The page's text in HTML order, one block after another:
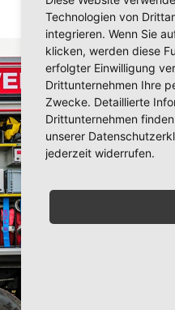
Technologien von
integrieren. Wenn Sie
klicken, werden diese
erfolgter Einwilligung
Drittunternehmen Ihre
Zwecke. Detaillierte
Drittunternehmen
unserer
jederzeit widerrufen.